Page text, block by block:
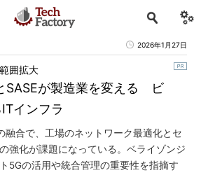
2026年1月27日
SASEが製造業を変える ビ
インフラ
囲拡大
融合で、工場のネットワーク最適化とセ
強化が課題になっている。ベライゾンジ
5Gの活用や統合管理の重要性を指摘す